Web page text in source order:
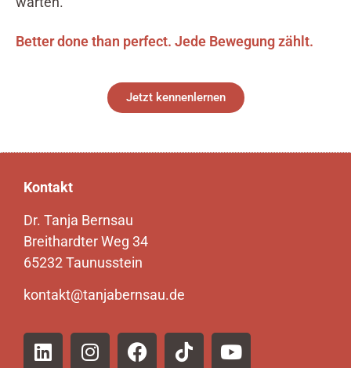
Better done than perfect. Jede Bewegung zählt.
Jetzt kennenlernen
Kontakt
Dr. Tanja Bernsau
Breithardter Weg 34
65232 Taunusstein
kontakt@tanjabernsau.de